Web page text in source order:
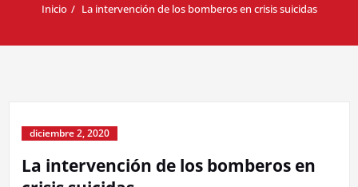
Inicio La intervención de los bomberos en crisis suicidas
diciembre 2, 2020
La intervención de los bomberos en